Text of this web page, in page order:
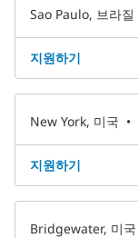
Sao Paulo, 브라질
지원하기
New York, 미국 •
지원하기
Bridgewater, 미국